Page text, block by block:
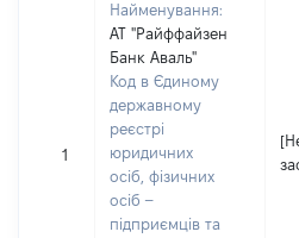
1
Найменування:
АТ "Райффайзен
Банк Аваль"
Код в Єдиному
державному
реєстрі
юридичних
осіб, фізичних
осіб –
підприємців та